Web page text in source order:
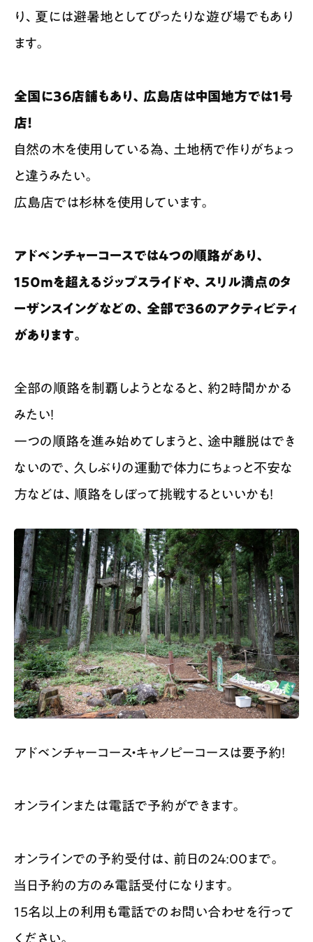
り、夏には避暑地としてぴったりな遊び場でもあり
ます。
全国に36店舗もあり、広島店は中国地方では1号
店！
自然の木を使用している為、土地柄で作りがちょっ
と違うみたい。
広島店では杉林を使用しています。
アドベンチャーコースでは4つの順路があり、
150mを超えるジップスライドや、スリル満点のタ
ーザンスイングなどの、全部で36のアクティビティ
があります。
全部の順路を制覇しようとなると、約2時間かかる
みたい！
一つの順路を進み始めてしまうと、途中離脱はでき
ないので、久しぶりの運動で体力にちょっと不安な
方などは、順路をしぼって挑戦するといいかも！
アドベンチャーコース・キャノピーコースは要予約！
オンラインまたは電話で予約ができます。
オンラインでの予約受付は、前日の24:00まで。
当日予約の方のみ電話受付になります。
15名以上の利用も電話でのお問い合わせを行って
ください。